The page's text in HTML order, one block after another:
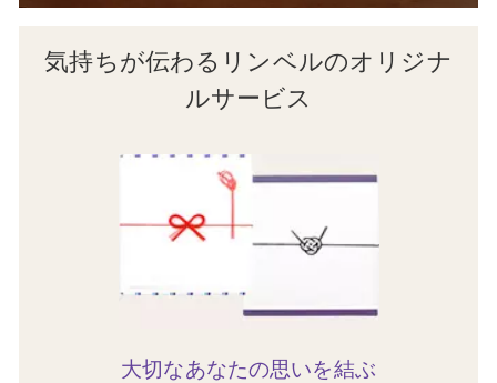
気持ちが伝わるリンベルのオリジナ
ルサービス
大切なあなたの思いを結ぶ